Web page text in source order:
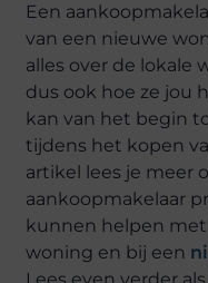
Een
van een nieuwe
alles over de lokale
dus ook hoe ze jou
kan van het begin
tijdens het kopen
artikel lees je meer
aankoopmakelaar
kunnen helpen
woning en bij een